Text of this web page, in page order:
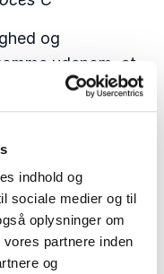
indhold og
sociale medier og til
oplysninger om
partnere inden
og
og
udenom, at
vi går i seng og
tidspunkt ugens
så sørg for
lys som
så vigtig, for
det vigtige
og altså